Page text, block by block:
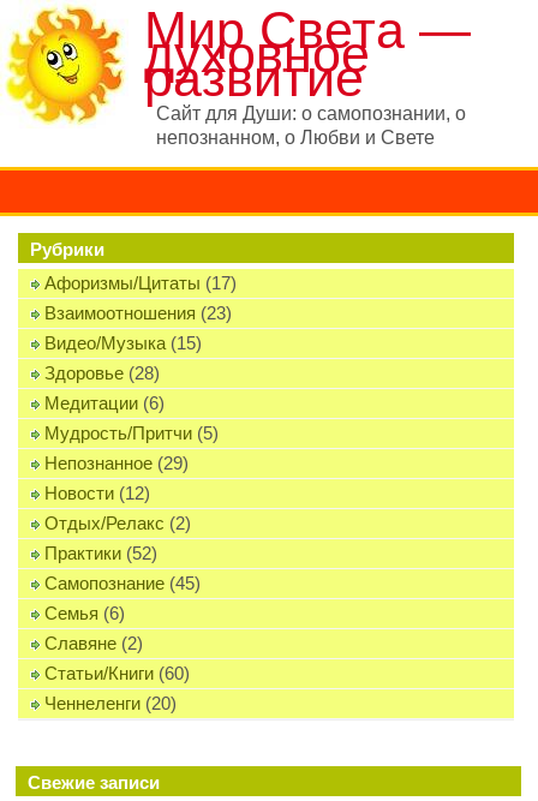
Мир Света —
духовное
развитие
Сайт для Души: о самопознании, о
непознанном, о Любви и Свете
Рубрики
Афоризмы/Цитаты (17)
Взаимоотношения (23)
Видео/Музыка (15)
Здоровье (28)
Медитации (6)
Мудрость/Притчи (5)
Непознанное (29)
Новости (12)
Отдых/Релакс (2)
Практики (52)
Самопознание (45)
Семья (6)
Славяне (2)
Статьи/Книги (60)
Ченнеленги (20)
Свежие записи